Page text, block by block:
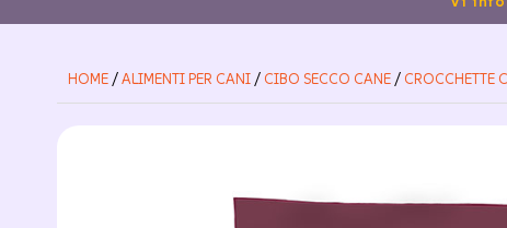
HOME /ALIMENTI PER CANI / CIBO SECCO CANE / CROCCHETTE